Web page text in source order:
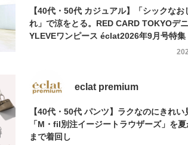
【40代・50代 カジュアル】「シックなお
れ」で涼をとる。RED CARD TOKYOデニ
YLEVEワンピース éclat2026年9月号特集
eclat premium
【40代・50代 パンツ】ラクなのにきれい
「M・fil別注イージートラウザーズ」を
まで着回し